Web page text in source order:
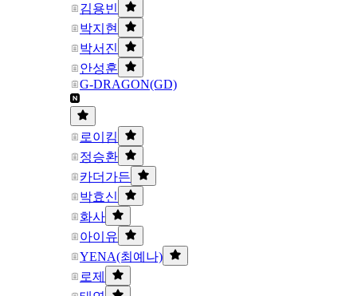
김용빈
박지현
박서진
안성훈
G-DRAGON(GD)
로이킴
정승환
카더가든
박효신
화사
아이유
YENA(최예나)
로제